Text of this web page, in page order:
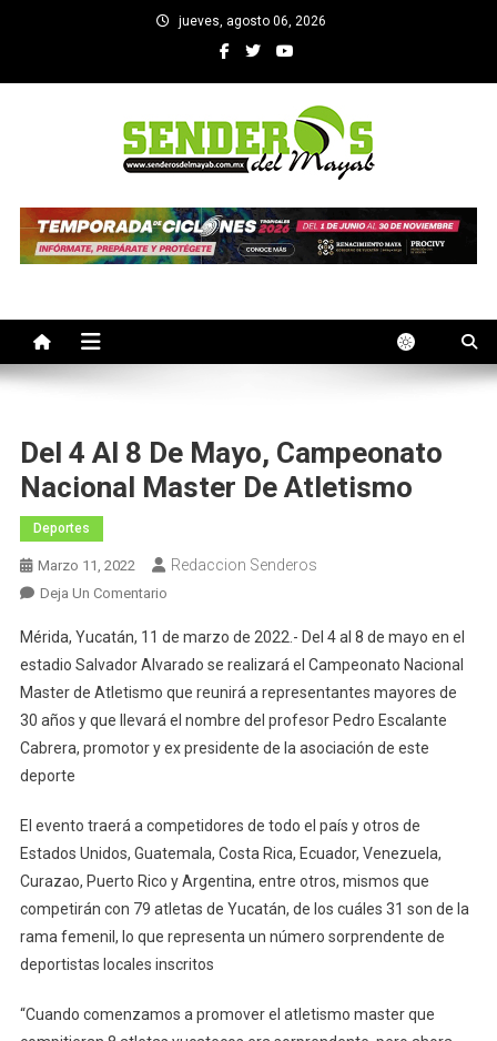
jueves, agosto 06, 2026
SENDEROS DEL MAYAB
Del 4 Al 8 De Mayo, Campeonato
Nacional Master De Atletismo
Deportes
Marzo 11, 2022 Redaccion Senderos
Deja Un ComentarioEn
4
Al
8
De
Mayo,
Master
De
Atletismo
Mérida, Yucatán, 11 de marzo de 2022.- Del 4 al 8 de mayo en el
estadio Salvador Alvarado se realizará el Campeonato Nacional
Master de Atletismo que reunirá a representantes mayores de
30 años y que llevará el nombre del profesor Pedro Escalante
Cabrera, promotor y ex presidente de la asociación de este
deporte
El evento traerá a competidores de todo el país y otros de
Estados Unidos, Guatemala, Costa Rica, Ecuador, Venezuela,
Curazao, Puerto Rico y Argentina, entre otros, mismos que
competirán con 79 atletas de Yucatán, de los cuáles 31 son de la
rama femenil, lo que representa un número sorprendente de
deportistas locales inscritos
“Cuando comenzamos a promover el atletismo master que